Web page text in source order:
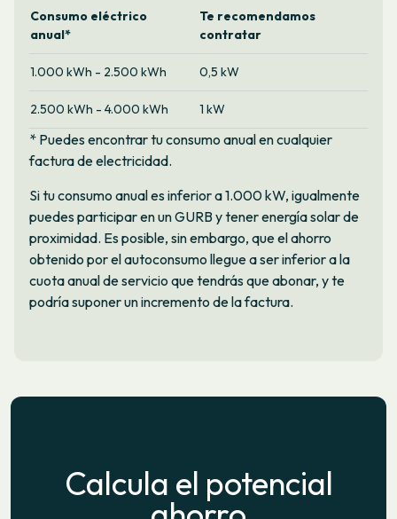
Consumo eléctrico
anual*
Te recomendamos
contratar
1.000 kWh - 2.500 kWh 0,5 kW
2.500 kWh - 4.000 kWh 1 kW
* Puedes encontrar tu consumo anual en cualquier
factura de electricidad.
Si tu consumo anual es inferior a 1.000 kW, igualmente
puedes participar en un GURB y tener energía solar de
proximidad. Es posible, sin embargo, que el ahorro
obtenido por el autoconsumo llegue a ser inferior a la
cuota anual de servicio que tendrás que abonar, y te
podría suponer un incremento de la factura.
Calcula el potencial